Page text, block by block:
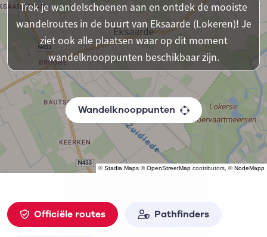
©Stadia Maps ©OpenStreetMap contributors, ©NodeMapp
Trek je wandelschoenen aan en ontdek de mooiste
wandelroutes in de buurt van Eksaarde (Lokeren)! Je
ziet ook alle plaatsen waar op dit moment
wandelknooppunten beschikbaar zijn.
Wandelknooppunten
Officiële routes Pathfinders